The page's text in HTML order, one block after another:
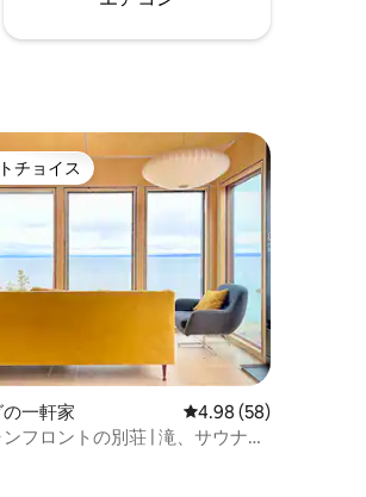
4.95つ星の平均評価
ゲストチョイスです。
チョイス
一軒家 レビュー58件、5つ星
4.98 (58)
フロントの別荘 | 滝、サウナ、